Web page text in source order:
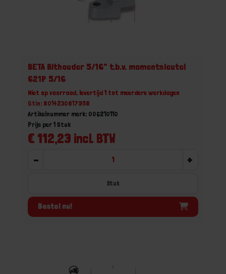
BETA Bithouder 5/16" t.b.v. momentsleutel
621P 5/16
Niet op voorraad, levertijd 1 tot meerdere werkdagen
Gtin: 8014230817958
Artikelnummer merk: 006210110
€ 112,23 incl. BTW
Prijs per 1 Stuk
- +
Stuk
Bestel nu!